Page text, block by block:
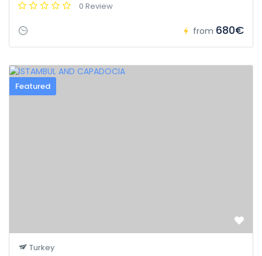
0 Review
from 680€
Featured
Turkey